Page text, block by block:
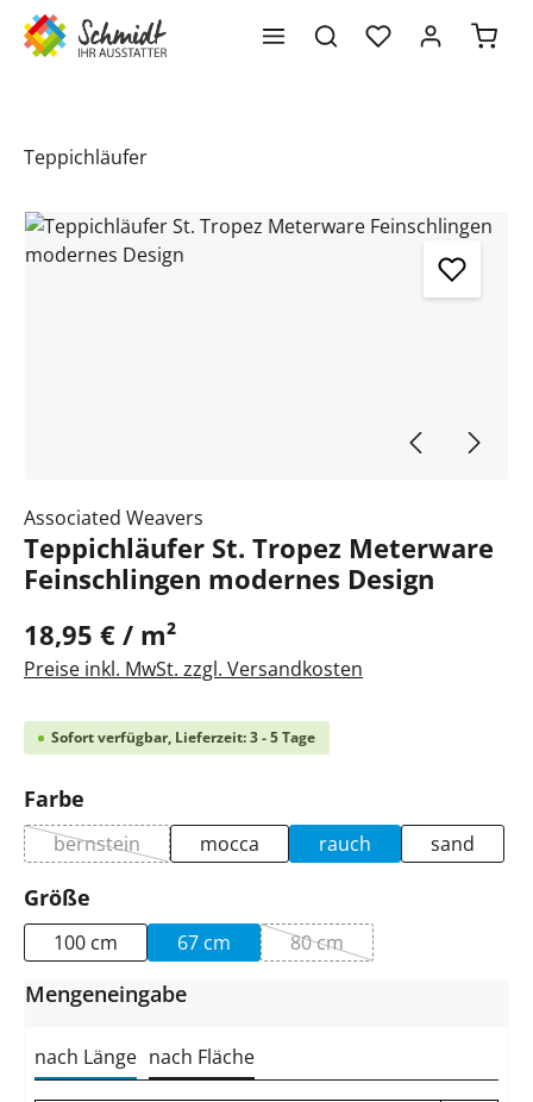
springen
Teppichläufer
Bildergalerie überspringen
Associated Weavers
Teppichläufer St. Tropez Meterware
Feinschlingen modernes Design
18,95 € / m²
Preise inkl. MwSt. zzgl. Versandkosten
Sofort verfügbar, Lieferzeit: 3 - 5 Tage
Farbe
bernstein(Diese Option ist zurzeit nicht verfügbar.)
mocca rauch sand
Größe
100 cm 67 cm 80 cm(Diese Option ist zurzeit
Mengeneingabe
nach Länge nach Fläche